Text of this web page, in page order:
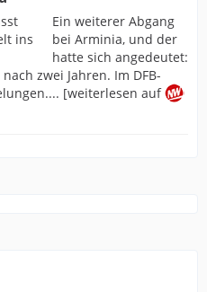
Ein weiterer Abgang
bei Arminia, und der
hatte sich angedeutet:
zwei Jahren. Im DFB-
[weiterlesen auf